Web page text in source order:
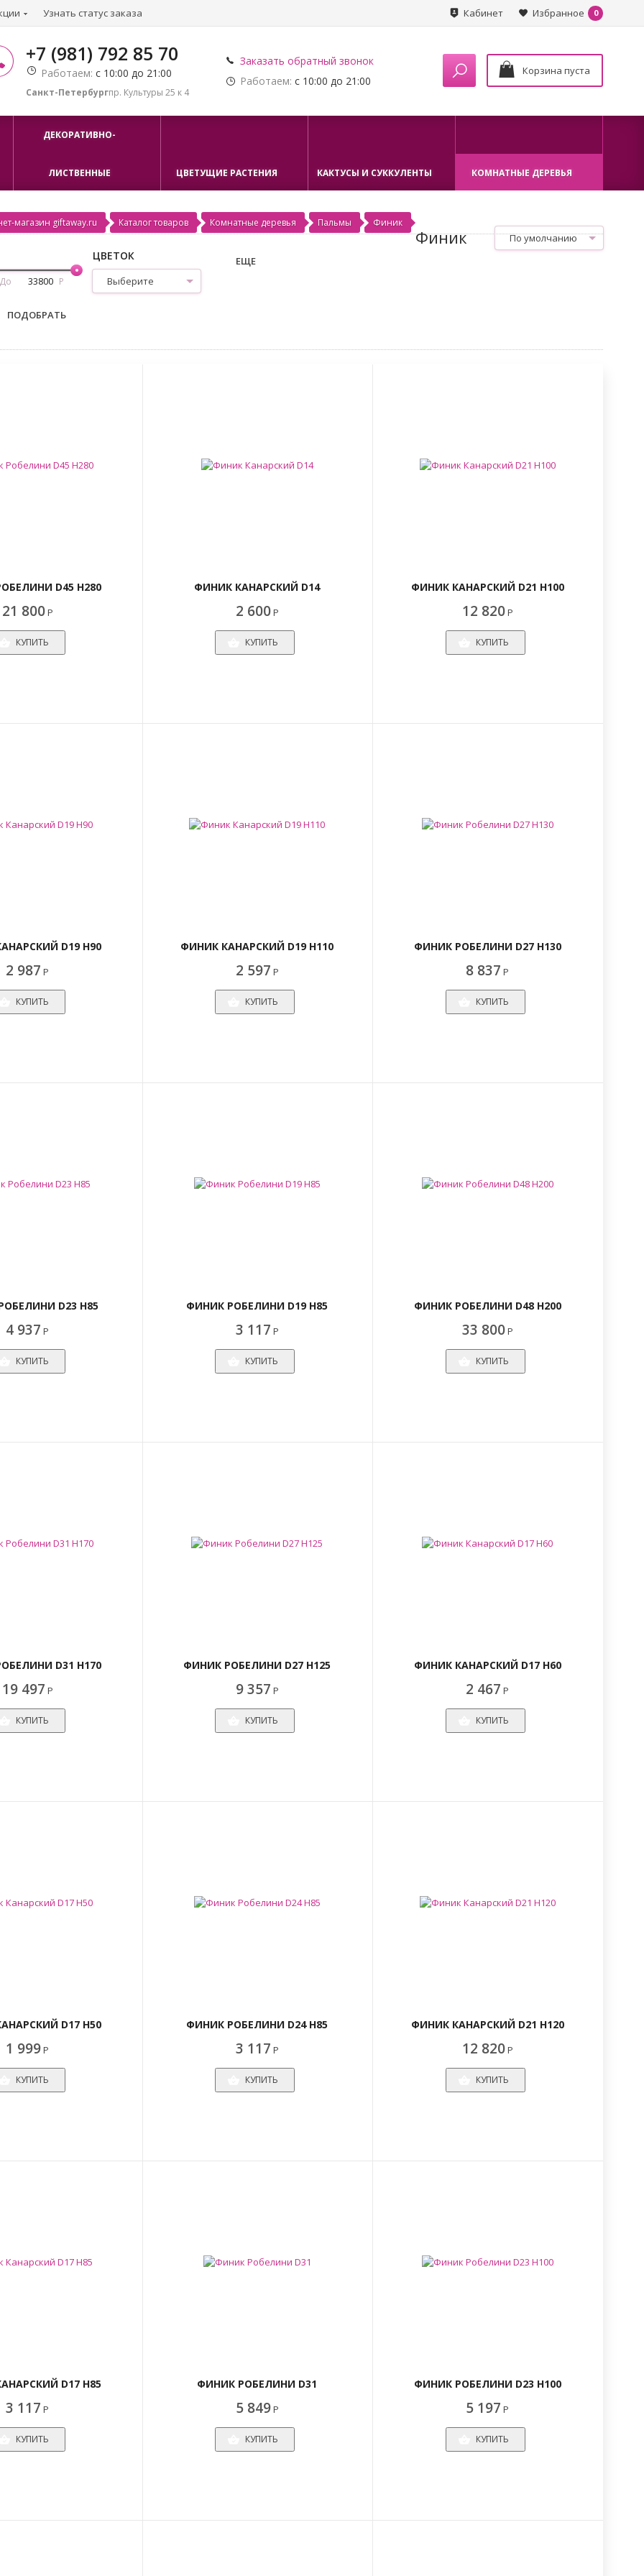
Узнать статус заказа Избранное 0
Кабинет
+7 (981) 792 85 70
Работаем: с 10:00 до 21:00
Санкт-Петербургпр. Культуры 25 к 4
Заказать обратный звонок
Работаем: с 10:00 до 21:00
Корзина пуста
ДЕКОРАТИВНО-
ЛИСТВЕННЫЕ ЦВЕТУЩИЕ РАСТЕНИЯ КАКТУСЫ И СУККУЛЕНТЫ КОМНАТНЫЕ ДЕРЕВЬЯ
магазин giftaway.ru Каталог товаров Комнатные деревья Пальмы Финик
Финик По умолчанию
До Р
ЦВЕТОК
Выберите
ЕЩЕ
ПОДОБРАТЬ
D45 H280
21 800Р
КУПИТЬ
ФИНИК КАНАРСКИЙ D14
2 600Р
КУПИТЬ
ФИНИК КАНАРСКИЙ D21 H100
12 820Р
КУПИТЬ
D19 H90
2 987 Р
КУПИТЬ
ФИНИК КАНАРСКИЙ D19 H110
2 597 Р
КУПИТЬ
ФИНИК РОБЕЛИНИ D27 H130
8 837 Р
КУПИТЬ
D23 H85
4 937 Р
КУПИТЬ
ФИНИК РОБЕЛИНИ D19 H85
3 117 Р
КУПИТЬ
ФИНИК РОБЕЛИНИ D48 H200
33 800Р
КУПИТЬ
D31 H170
19 497 Р
КУПИТЬ
ФИНИК РОБЕЛИНИ D27 H125
9 357 Р
КУПИТЬ
ФИНИК КАНАРСКИЙ D17 H60
2 467 Р
КУПИТЬ
D17 H50
1 999Р
КУПИТЬ
ФИНИК РОБЕЛИНИ D24 H85
3 117 Р
КУПИТЬ
ФИНИК КАНАРСКИЙ D21 H120
12 820Р
КУПИТЬ
D17 H85
3 117 Р
КУПИТЬ
ФИНИК РОБЕЛИНИ D31
5 849Р
КУПИТЬ
ФИНИК РОБЕЛИНИ D23 H100
5 197 Р
КУПИТЬ